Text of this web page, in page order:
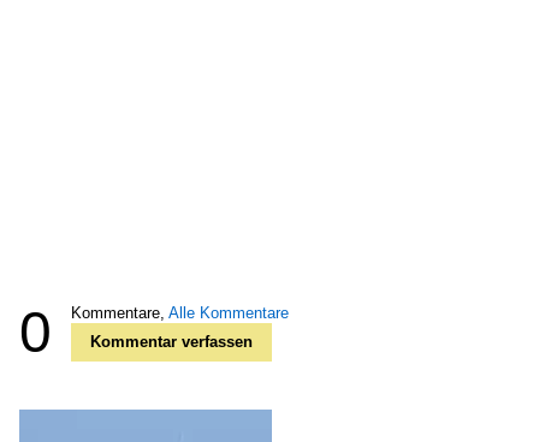
0 Kommentare, Alle Kommentare
Kommentar verfassen